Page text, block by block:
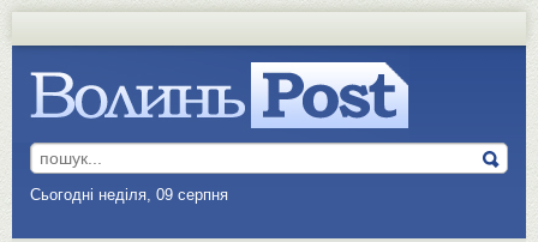
Сьогодні неділя, 09 серпня